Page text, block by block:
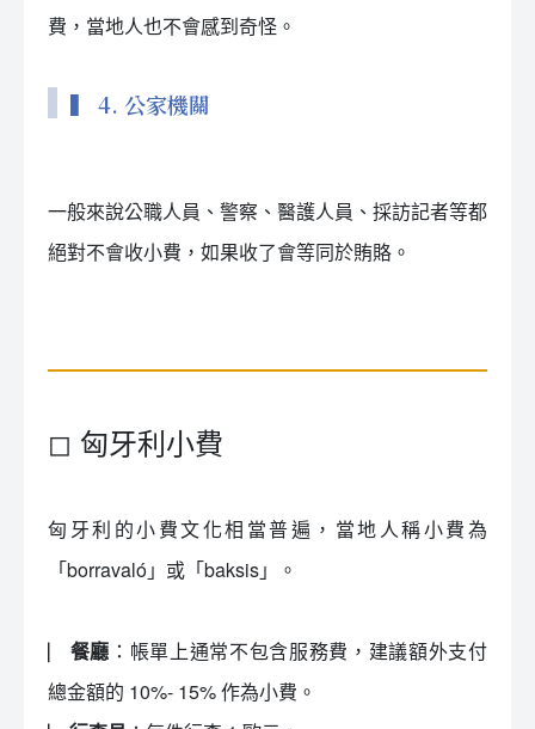
費，當地人也不會感到奇怪。
▍ 4. 公家機關
一般來說公職人員、警察、醫護人員、採訪記者等都
絕對不會收小費，如果收了會等同於賄賂。
◻ 匈牙利小費
匈牙利的小費文化相當普遍，當地人稱小費為
「borravaló」或「baksis」。
⎸ 餐廳 ：帳單上通常不包含服務費，建議額外支付
總金額的 10%- 15% 作為小費。